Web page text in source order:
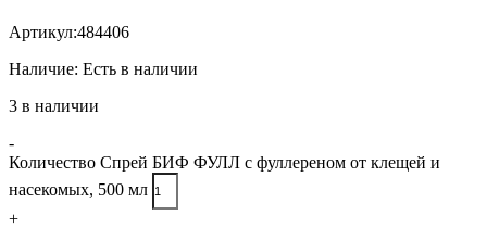
Артикул:484406
Наличие: Есть в наличии
3 в наличии
-
Количество Спрей БИФ ФУЛЛ с фуллереном от клещей и
насекомых, 500 мл
+